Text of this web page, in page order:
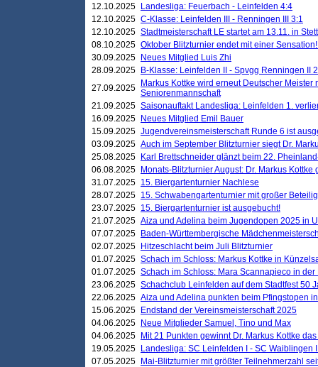
12.10.2025
Landesliga: Feuerbach - Leinfelden 4:4
12.10.2025 C-Klasse: Leinfelden III - Renningen III 3:1
12.10.2025 Stadtmeisterschaft LE startet am 13.11. in
08.10.2025 Oktober Blitzturnier endet mit einer
30.09.2025
Neues Mitglied Luis Zhi
28.09.2025
B-Klasse: Leinfelden II - Spvgg Renningen II
27.09.2025
Markus Kottke wird erneut Deutscher Meister
Seniorenmannschaft
21.09.2025 Saisonauftakt Landesliga: Leinfelden 1.
16.09.2025
Neues Mitglied Emil Bauer
15.09.2025 Jugendvereinsmeisterschaft Runde 6 ist
03.09.2025 Auch im September Blitzturnier siegt Dr.
25.08.2025
Karl Brettschneider glänzt beim 22.
06.08.2025
Monats-Blitzturnier August: Dr. Markus Kottke
31.07.2025 15. Biergartenturnier Nachlese
28.07.2025 15. Schwabengartenturnier mit großer
23.07.2025 15. Biergartenturnier ist ausgebucht!
21.07.2025 Aiza und Adelina beim Jugendopen 2025 in
07.07.2025
Baden-Württembergische
02.07.2025
Hitzeschlacht beim Juli Blitzturnier
01.07.2025 Schach im Schloss: Markus Kottke in
01.07.2025 Schach im Schloss: Mara Scannapieco in der
23.06.2025 Schachclub Leinfelden auf dem Stadtfest 50
22.06.2025 Aiza und Adelina punkten beim Pfingstopen
15.06.2025
Endstand der Vereinsmeisterschaft 2025
04.06.2025
Neue Mitglieder Samuel, Tino und Max
04.06.2025
Mit 21 Punkten gewinnt Dr. Markus Kottke
19.05.2025
Landesliga: SC Leinfelden I - SC Waiblingen
07.05.2025
Mai-Blitzturnier mit größter Teilnehmerzahl